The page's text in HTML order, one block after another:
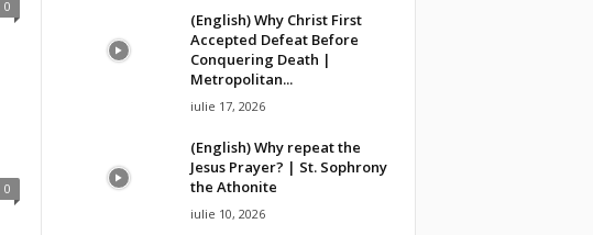
0
0
(English) Why Christ First
Accepted Defeat Before
Conquering Death |
Metropolitan...
iulie 17, 2026
(English) Why repeat the
Jesus Prayer? | St. Sophrony
the Athonite
iulie 10, 2026